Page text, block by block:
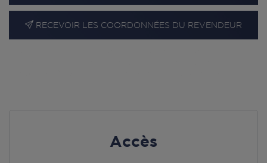
RECEVOIR LES COORDONNÉES DU REVENDEUR
Accès